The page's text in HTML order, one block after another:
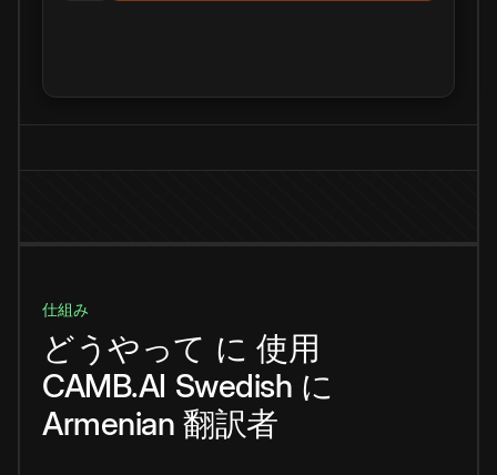
仕組み
どうやって に 使用
CAMB.AI Swedish に
Armenian 翻訳者